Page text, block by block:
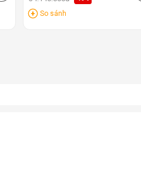
So sánh